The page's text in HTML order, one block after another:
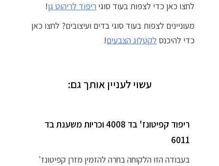
לחצו כאן כדי לצפות בעוד סוגי ריפוד לריהוט גן!
מעוניינים לצפות בעוד סוגי בדים ועיצובים? לחצו כאן
כדי להיכנס לקטלוג הצבעים!
עשוי לעניין אותך גם:
ריפוד קפיטונז' בד 4008 וכריות משענת בד
6011
בעבודה הזו הלקוחה בחרה להזמין מזרן קפיטונז'